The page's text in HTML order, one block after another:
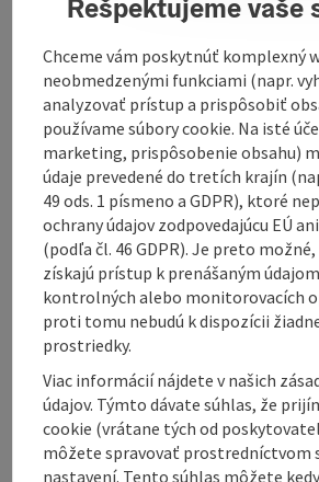
documents. There are no remaining
these times. The time and effort
moat and the fountain is
this size normally only contained ...
Display complete description
Contact
Opening hours
Arrival
Rešpektujeme vaše
Chceme vám poskytnúť komplexný
neobmedzenými funkciami (napr.
analyzovať prístup a prispôsobiť
používame súbory cookie. Na isté
marketing, prispôsobenie obsahu)
údaje prevedené do tretích krajín
49 ods. 1 písmeno a GDPR), ktoré
ochrany údajov zodpovedajúcu EÚ
(podľa čl. 46 GDPR). Je preto možné,
získajú prístup k prenášaným
kontrolných alebo monitorovacích
proti tomu nebudú k dispozícii
prostriedky.
Viac informácií nájdete v našich
údajov. Týmto dávate súhlas, že
cookie (vrátane tých od
môžete spravovať prostredníctvom
nastavení. Tento súhlas môžete